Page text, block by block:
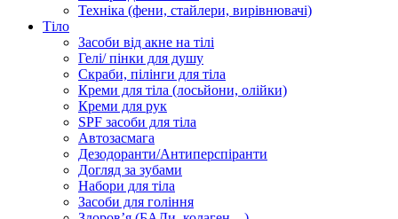
Техніка (фени, стайлери, вирівнювачі)
Тіло
Засоби від акне на тілі
Гелі/ пінки для душу
Скраби, пілінги для тіла
Креми для тіла (лосьйони, олійки)
Креми для рук
SPF засоби для тіла
Автозасмага
Дезодоранти/Антиперспіранти
Догляд за зубами
Набори для тіла
Засоби для гоління